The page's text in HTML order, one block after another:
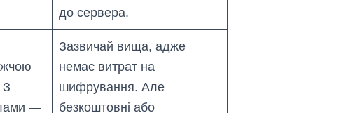
до сервера.
З
—
Зазвичай вища, адже
немає витрат на
шифрування. Але
безкоштовні або